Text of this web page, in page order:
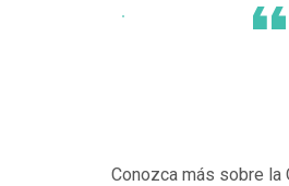
Conozca más sobre la